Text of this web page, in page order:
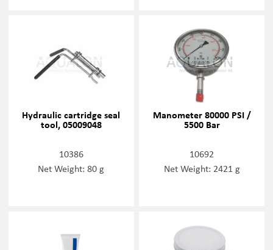
Hydraulic cartridge seal
tool, 05009048
10386
Net Weight: 80 g
Manometer 80000 PSI /
5500 Bar
10692
Net Weight: 2421 g